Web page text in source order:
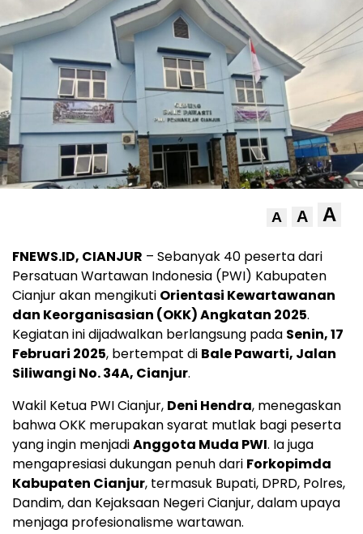
A A A
FNEWS.ID, CIANJUR – Sebanyak 40 peserta dari
Persatuan Wartawan Indonesia (PWI) Kabupaten
Cianjur akan mengikuti Orientasi Kewartawanan
dan Keorganisasian (OKK) Angkatan 2025.
Kegiatan ini dijadwalkan berlangsung pada Senin, 17
Februari 2025, bertempat di Bale Pawarti, Jalan
Siliwangi No. 34A, Cianjur.
Wakil Ketua PWI Cianjur, Deni Hendra, menegaskan
bahwa OKK merupakan syarat mutlak bagi peserta
yang ingin menjadiAnggota Muda PWI. Ia juga
mengapresiasi dukungan penuh dari Forkopimda
Kabupaten Cianjur, termasuk Bupati, DPRD, Polres,
Dandim, dan Kejaksaan Negeri Cianjur, dalam upaya
menjaga profesionalisme wartawan.